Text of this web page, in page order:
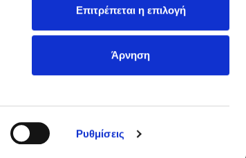
Ρυθμίσεις
Επιτρέπεται η επιλογή
Άρνηση